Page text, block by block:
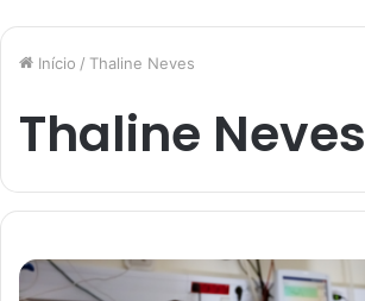
Início / Thaline Neves
Thaline Neves